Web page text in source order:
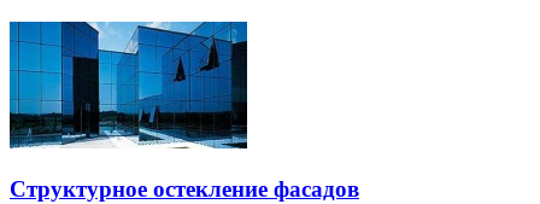
Структурное остекление фасадов